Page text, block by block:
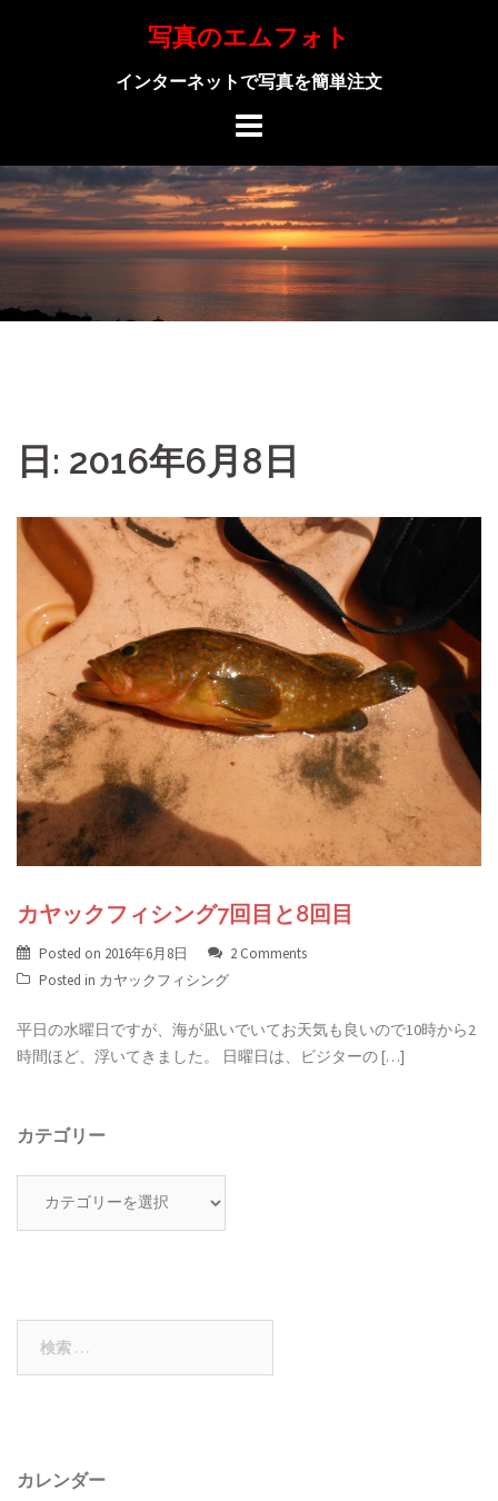
写真のエムフォト
インターネットで写真を簡単注文
日: 2016年6月8日
カヤックフィシング7回目と8回目
Posted on 2016年6月8日
2 Comments
Posted in カヤックフィシング
平日の水曜日ですが、海が凪いでいてお天気も良いので10時から2
時間ほど、浮いてきました。 日曜日は、ビジターの […]
カテゴリー
カレンダー